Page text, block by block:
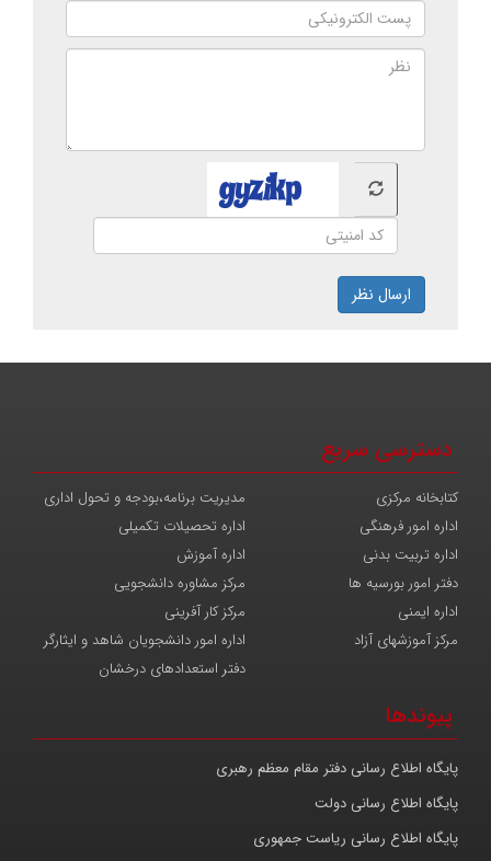
ارسال نظر
دسترسی سریع
مدیریت برنامه،بودجه و تحول اداری
کتابخانه مرکزی
اداره تحصیلات تکمیلی
اداره امور فرهنگی
اداره آموزش
اداره تربیت بدنی
مرکز مشاوره دانشجویی
دفتر امور بورسیه ها
مرکز کار آفرینی
اداره ایمنی
اداره امور دانشجویان شاهد و ایثارگر
مرکز آموزشهای آزاد
دفتر استعدادهای درخشان
پیوندها
پایگاه اطلاع رسانی دفتر مقام معظم رهبری
پایگاه اطلاع رسانی دولت
پایگاه اطلاع رسانی ریاست جمهوری